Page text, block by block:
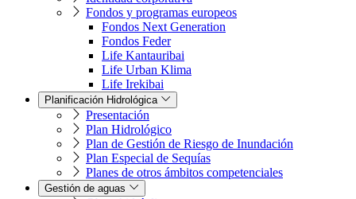
Fondos y programas europeos
Fondos Next Generation
Fondos Feder
Life Kantauribai
Life Urban Klima
Life Irekibai
Planificación Hidrológica
Presentación
Plan Hidrológico
Plan de Gestión de Riesgo de Inundación
Plan Especial de Sequías
Planes de otros ámbitos competenciales
Gestión de aguas